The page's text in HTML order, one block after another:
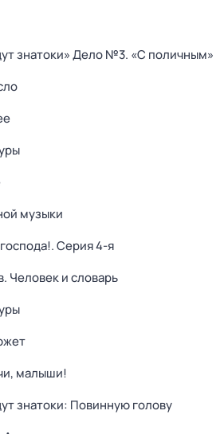
знатоки» Дело №3. «С поличным»
музыки
. Серия 4-я
Человек и словарь
малыши!
знатоки: Повинную голову